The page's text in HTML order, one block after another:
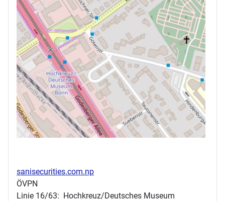
sanisecurities.com.np
ÖVPN
Linie 16/63: Hochkreuz/Deutsches Museum